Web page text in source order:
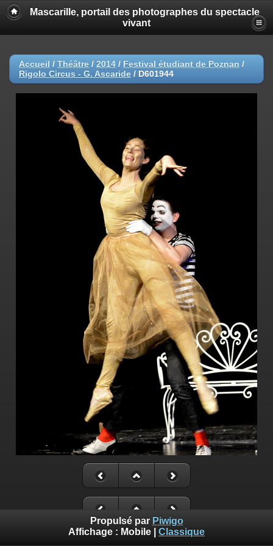
Mascarille, portail des photographes du spectacle
vivant
Accueil / Théâtre / 2014 / Festival étudiant de Poznan /
Rigolo Circus - G. Ascaride / D601944
Propulsé par Piwigo
Affichage : Mobile Classique